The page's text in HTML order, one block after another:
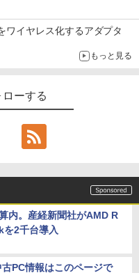
ワイヤレス化するアダプタ
もっと見る
ーする
内。産経新聞社がAMD R
2千台導入
PC情報はこのページで